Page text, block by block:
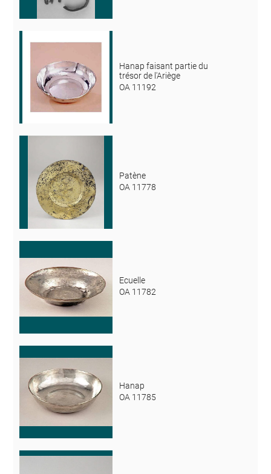
Hanap faisant partie du
trésor de l'Ariège
OA 11192
Patène
OA 11778
Ecuelle
OA 11782
Hanap
OA 11785